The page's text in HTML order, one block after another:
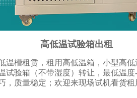
高低温试验箱出租
温槽租赁，租用高低温箱，小型高
试验箱（不带湿度）转让，最低温
，质量稳定；欢迎来现场试机看货租